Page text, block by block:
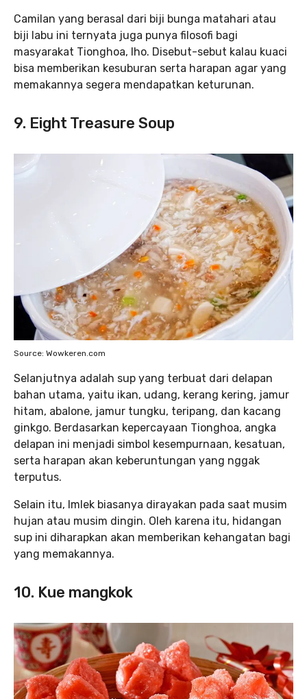
Camilan yang berasal dari biji bunga matahari atau
biji labu ini ternyata juga punya filosofi bagi
masyarakat Tionghoa, lho. Disebut-sebut kalau kuaci
bisa memberikan kesuburan serta harapan agar yang
memakannya segera mendapatkan keturunan.
9. Eight Treasure Soup
Source: Wowkeren.com
Selanjutnya adalah sup yang terbuat dari delapan
bahan utama, yaitu ikan, udang, kerang kering, jamur
hitam, abalone, jamur tungku, teripang, dan kacang
ginkgo. Berdasarkan kepercayaan Tionghoa, angka
delapan ini menjadi simbol kesempurnaan, kesatuan,
serta harapan akan keberuntungan yang nggak
terputus.
Selain itu, Imlek biasanya dirayakan pada saat musim
hujan atau musim dingin. Oleh karena itu, hidangan
sup ini diharapkan akan memberikan kehangatan bagi
yang memakannya.
10. Kue mangkok